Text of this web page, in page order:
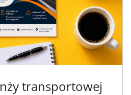
transportowej